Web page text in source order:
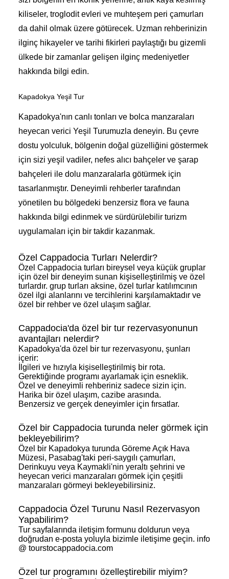
kiliseler, troglodit evleri ve muhteşem peri çamurları
da dahil olmak üzere götürecek. Uzman rehberinizin
ilginç hikayeler ve tarihi fikirleri paylaştığı bu gizemli
ülkede bir zamanlar gelişen ilginç medeniyetler
hakkında bilgi edin.
Kapadokya Yeşil Tur
Kapadokya'nın canlı tonları ve bolca manzaraları
heyecan verici Yeşil Turumuzla deneyin. Bu çevre
dostu yolculuk, bölgenin doğal güzelliğini göstermek
için sizi yeşil vadiler, nefes alıcı bahçeler ve şarap
bahçeleri ile dolu manzaralarla götürmek için
tasarlanmıştır. Deneyimli rehberler tarafından
yönetilen bu bölgedeki benzersiz flora ve fauna
hakkında bilgi edinmek ve sürdürülebilir turizm
uygulamaları için bir takdir kazanmak.
Özel Cappadocia Turları Nelerdir?
Özel Cappadocia turları bireysel veya küçük gruplar
için özel bir deneyim sunan kişiselleştirilmiş ve özel
turlardır. grup turları aksine, özel turlar katılımcının
özel ilgi alanlarını ve tercihlerini karşılamaktadır ve
özel bir rehber ve özel ulaşım sağlar.
Cappadocia'da özel bir tur rezervasyonunun
avantajları nelerdir?
Kapadokya'da özel bir tur rezervasyonu, şunları
içerir:
İlgileri ve hızıyla kişiselleştirilmiş bir rota.
Gerektiğinde programı ayarlamak için esneklik.
Özel ve deneyimli rehberiniz sadece sizin için.
Harika bir özel ulaşım, cazibe arasında.
Benzersiz ve gerçek deneyimler için fırsatlar.
Özel bir Cappadocia turunda neler görmek için
bekleyebilirim?
Özel bir Kapadokya turunda Göreme Açık Hava
Müzesi, Pasabag'taki peri-saygılı çamurları,
Derinkuyu veya Kaymakli'nin yeraltı şehrini ve
heyecan verici manzaraları görmek için çeşitli
manzaraları görmeyi bekleyebilirsiniz.
Cappadocia Özel Turunu Nasıl Rezervasyon
Yapabilirim?
Tur sayfalarında iletişim formunu doldurun veya
doğrudan e-posta yoluyla bizimle iletişime geçin. info
@ tourstocappadocia.com
Özel tur programını özelleştirebilir miyim?